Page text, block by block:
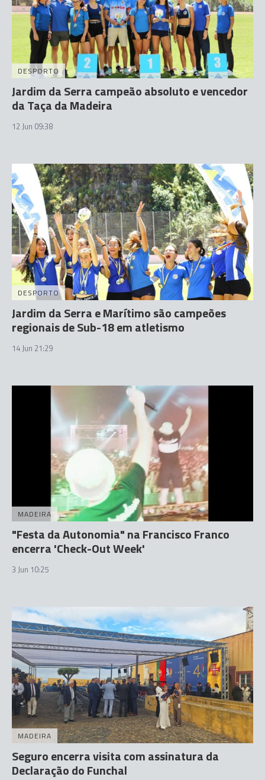
DESPORTO
Jardim da Serra campeão absoluto e vencedor
da Taça da Madeira
12 Jun 09:38
DESPORTO
Jardim da Serra e Marítimo são campeões
regionais de Sub-18 em atletismo
14 Jun 21:29
MADEIRA
"Festa da Autonomia" na Francisco Franco
encerra 'Check-Out Week'
3 Jun 10:25
MADEIRA
Seguro encerra visita com assinatura da
Declaração do Funchal